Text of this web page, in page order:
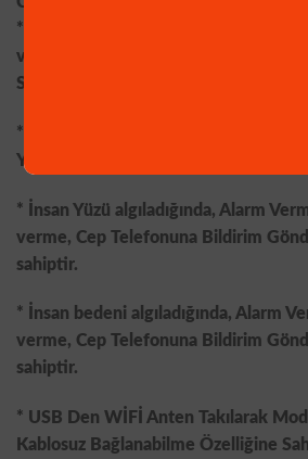
* Hareket algıladığında Alarm Verme,
verme, Cep Telefonuna Bildirim
Sahiptir.
* Hareket algıladığında Harekete
Yapma Özelliğine Sahiptir.
* İnsan Yüzü algıladığında, Alarm
verme, Cep Telefonuna Bildirim
sahiptir.
* İnsan bedeni algıladığında, Alarm
verme, Cep Telefonuna Bildirim
sahiptir.
* USB Den WİFİ Anten Takılarak
Kablosuz Bağlanabilme Özelliğine